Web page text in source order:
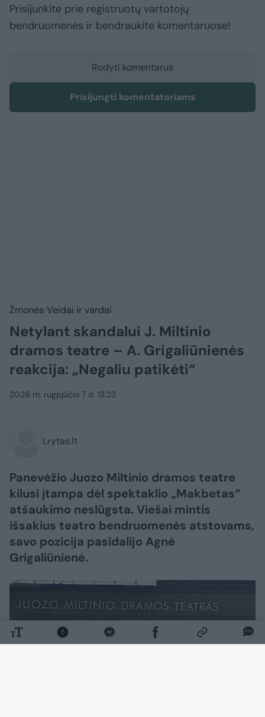
Prisijunkite prie registruotų vartotojų
bendruomenės ir bendraukite komentaruose!
Rodyti komentarus
Prisijungti komentatoriams
Žmonės Veidai ir vardai
Netylant skandalui J. Miltinio
dramos teatre – A. Grigaliūnienės
reakcija: „Negaliu patikėti“
2026 m. rugpjūčio 7 d. 13:23
Lrytas.lt
Panevėžio Juozo Miltinio dramos teatre
kilusi įtampa dėl spektaklio „Makbetas“
atšaukimo neslūgsta. Viešai mintis
išsakius teatro bendruomenės atstovams,
savo pozicija pasidalijo Agnė
Grigaliūnienė.